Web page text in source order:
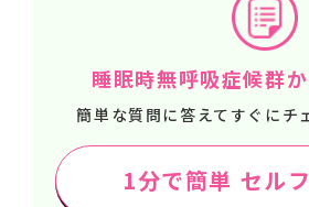
睡眠時無呼吸症候群
簡単な質問に答えてすぐにチ
1分で簡単 セル